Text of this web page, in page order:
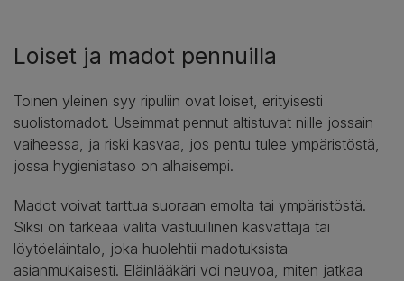
Loiset ja madot pennuilla
Toinen yleinen syy ripuliin ovat loiset, erityisesti
suolistomadot. Useimmat pennut altistuvat niille jossain
vaiheessa, ja riski kasvaa, jos pentu tulee ympäristöstä,
jossa hygieniataso on alhaisempi.
Madot voivat tarttua suoraan emolta tai ympäristöstä.
Siksi on tärkeää valita vastuullinen kasvattaja tai
löytöeläintalo, joka huolehtii madotuksista
asianmukaisesti. Eläinlääkäri voi neuvoa, miten jatkaa